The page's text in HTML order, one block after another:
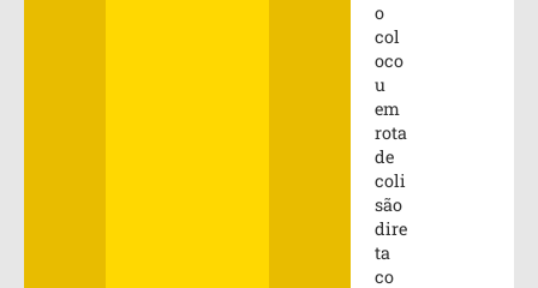
o
col
oco
u
em
rota
de
coli
são
dire
ta
co